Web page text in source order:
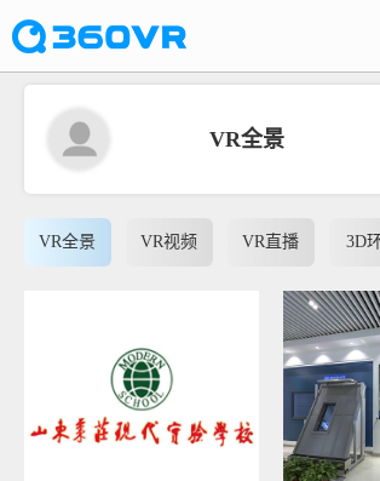
VR全景
VR全景 VR视频 VR直播 3D